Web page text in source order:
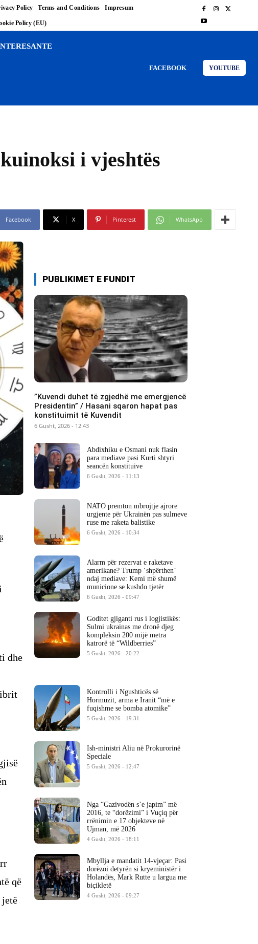
Policy Terms and Conditions Impresum
Policy (EU)
FACEBOOK YOUTUBE
i vjeshtës
Facebook X Pinterest WhatsApp
dhe
që
jetë
PUBLIKIMET E FUNDIT
​”Kuvendi duhet të zgjedhë me emergjencë
Presidentin” / Hasani sqaron hapat pas
konstituimit të Kuvendit
6 Gusht, 2026 - 12:43
Abdixhiku e Osmani nuk flasin
para mediave pasi Kurti shtyri
seancën konstituive
6 Gusht, 2026 - 11:13
NATO premton mbrojtje ajrore
urgjente për Ukrainën pas sulmeve
ruse me raketa balistike
6 Gusht, 2026 - 10:34
Alarm për rezervat e raketave
amerikane? Trump ‘shpërthen’
ndaj mediave: Kemi më shumë
municione se kushdo tjetër
6 Gusht, 2026 - 09:47
Goditet gjiganti rus i logjistikës:
Sulmi ukrainas me dronë djeg
kompleksin 200 mijë metra
katrorë të “Wildberries”
5 Gusht, 2026 - 20:22
Kontrolli i Ngushticës së
Hormuzit, arma e Iranit “më e
fuqishme se bomba atomike”
5 Gusht, 2026 - 19:31
Ish-ministri ​Aliu në Prokurorinë
Speciale
5 Gusht, 2026 - 12:47
Nga “Gazivodën s’e japim” më
2016, te “dorëzimi” i Vuçiq për
rrënimin e 17 objekteve në
Ujman, më 2026
4 Gusht, 2026 - 18:11
Mbyllja e mandatit 14-vjeçar: Pasi
dorëzoi detyrën si kryeministër i
Holandës, Mark Rutte u largua me
biçikletë
4 Gusht, 2026 - 09:27